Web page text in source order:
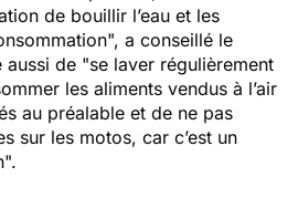
de bouillir l’eau et les
a conseillé le
aussi de "se laver régulièrement
les aliments vendus à l’air
au préalable et de ne pas
sur les motos, car c’est un
".